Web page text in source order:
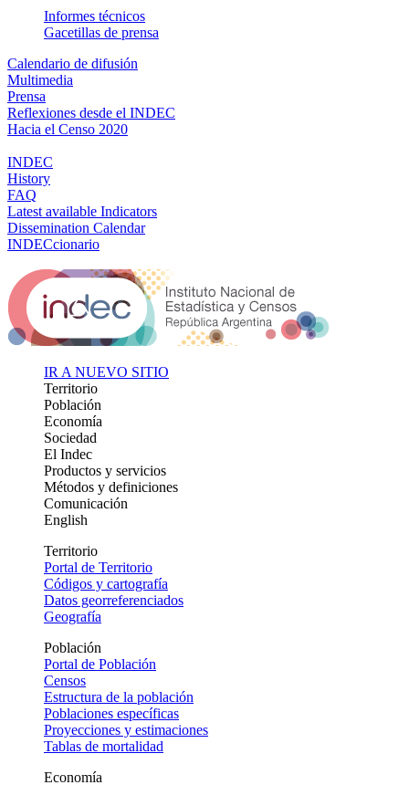
Informes técnicos
Gacetillas de prensa
Calendario de difusión
Multimedia
Prensa
Reflexiones desde el INDEC
Hacia el Censo 2020
INDEC
History
FAQ
Latest available Indicators
Dissemination Calendar
INDECcionario
IR A NUEVO SITIO
Territorio
Población
Economía
Sociedad
El Indec
Productos y servicios
Métodos y definiciones
Comunicación
English
Territorio
Portal de Territorio
Códigos y cartografía
Datos georreferenciados
Geografía
Población
Portal de Población
Censos
Estructura de la población
Poblaciones específicas
Proyecciones y estimaciones
Tablas de mortalidad
Economía